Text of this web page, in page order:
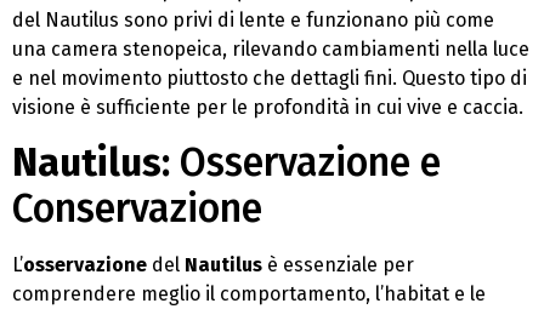
del Nautilus sono privi di lente e funzionano più come
una camera stenopeica, rilevando cambiamenti nella luce
e nel movimento piuttosto che dettagli fini. Questo tipo di
visione è sufficiente per le profondità in cui vive e caccia.
Nautilus: Osservazione e
Conservazione
L’osservazione del Nautilus è essenziale per
comprendere meglio il comportamento, l’habitat e le